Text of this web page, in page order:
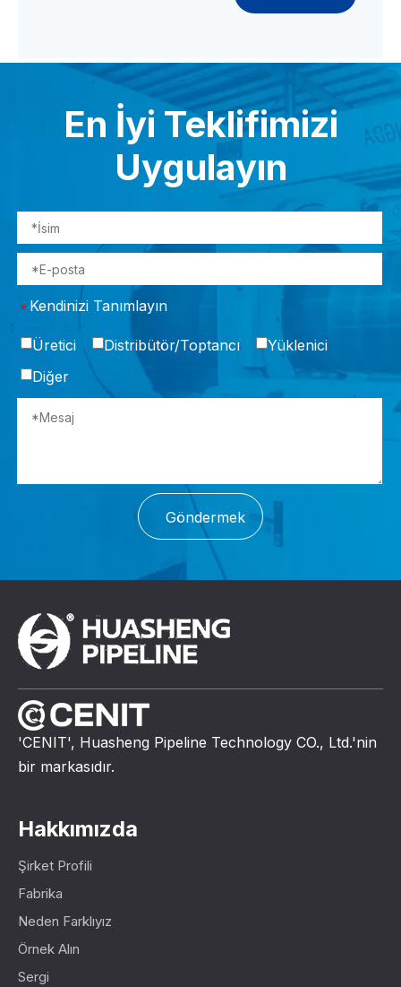
En İyi Teklifimizi
Uygulayın
* Kendinizi Tanımlayın
Üretici Distribütör/Toptancı
Yüklenici
Diğer
Göndermek
'CENIT', Huasheng Pipeline Technology CO., Ltd.'nin
bir markasıdır.
Hakkımızda
Şirket Profili
Fabrika
Neden Farklıyız
Örnek Alın
Sergi